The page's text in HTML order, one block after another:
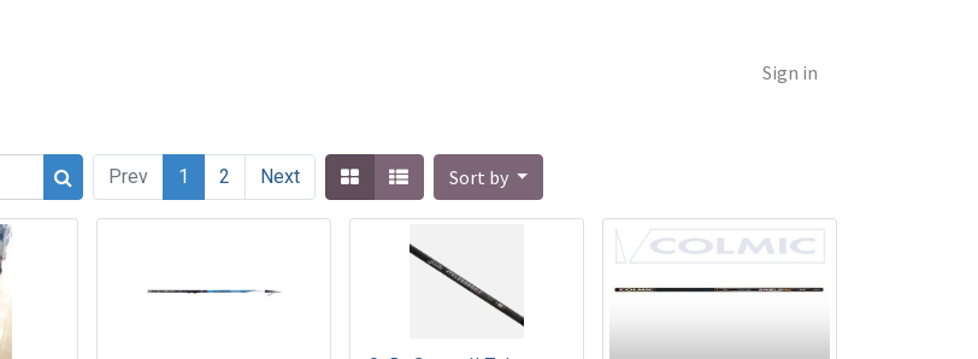
Sign in
Prev 1 2 Next Sort by